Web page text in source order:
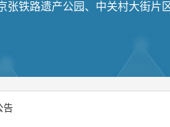
张铁路遗产公园、中关村大街片
告